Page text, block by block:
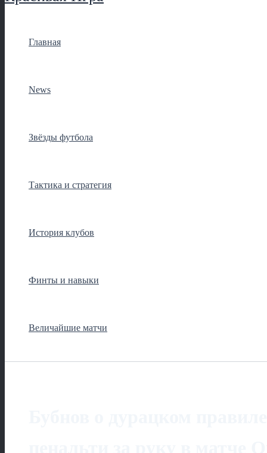
Главная
News
Звёзды футбола
Тактика и стратегия
История клубов
Финты и навыки
Величайшие матчи